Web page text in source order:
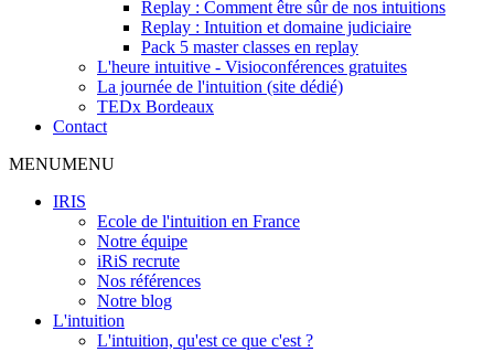
Replay : Comment être sûr de nos intuitions
Replay : Intuition et domaine judiciaire
Pack 5 master classes en replay
L'heure intuitive - Visioconférences gratuites
La journée de l'intuition (site dédié)
TEDx Bordeaux
Contact
MENUMENU
IRIS
Ecole de l'intuition en France
Notre équipe
iRiS recrute
Nos références
Notre blog
L'intuition
L'intuition, qu'est ce que c'est ?